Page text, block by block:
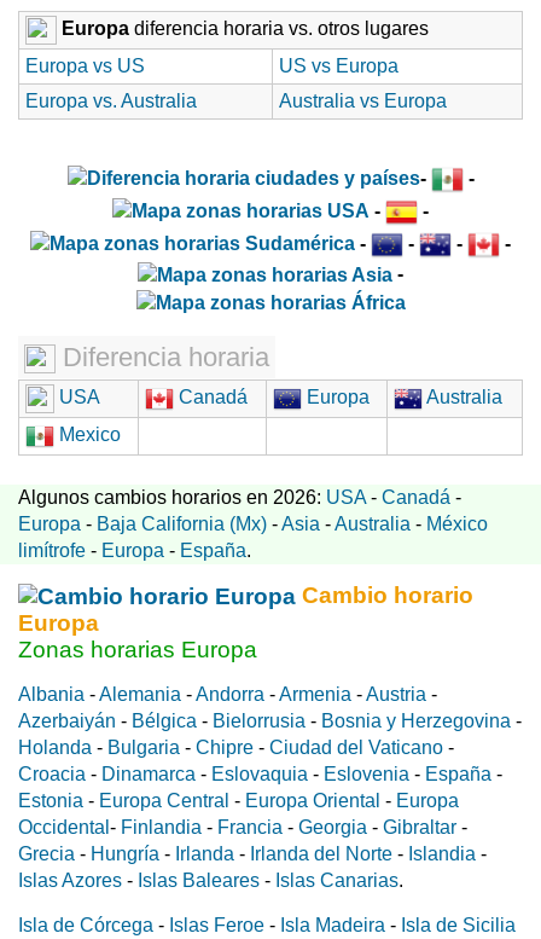
Europa diferencia horaria vs. otros lugares
Europa vs US
US vs Europa
Europa vs. Australia
Australia vs Europa
-
-
-
-
-
- -
-
-
Diferencia horaria
USA Canadá Europa
Australia
Mexico
Algunos cambios horarios en 2026: USA- Canadá -
Europa - Baja California (Mx) -Asia -Australia - México
limítrofe - Europa - España.
Cambio horario
Europa
Zonas horarias Europa
Albania -Alemania -Andorra -Armenia -Austria -
Azerbaiyán - Bélgica - Bielorrusia - Bosnia y Herzegovina -
Holanda - Bulgaria - Chipre - Ciudad del Vaticano -
Croacia - Dinamarca - Eslovaquia - Eslovenia - España -
Estonia - Europa Central - Europa Oriental - Europa
Occidental - Finlandia - Francia - Georgia - Gibraltar -
Grecia - Hungría - Irlanda - Irlanda del Norte - Islandia -
Islas Azores - Islas Baleares - Islas Canarias.
Isla de Córcega - Islas Feroe - Isla Madeira - Isla de Sicilia